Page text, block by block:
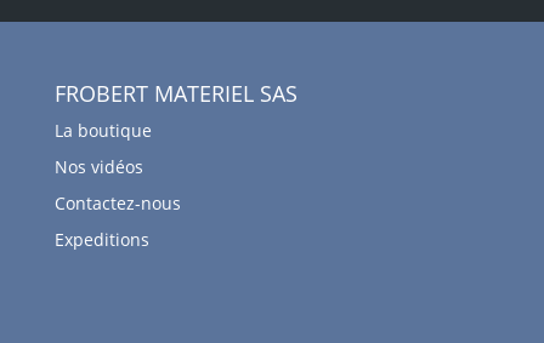
FROBERT MATERIEL SAS
La boutique
Nos vidéos
Contactez-nous
Expeditions